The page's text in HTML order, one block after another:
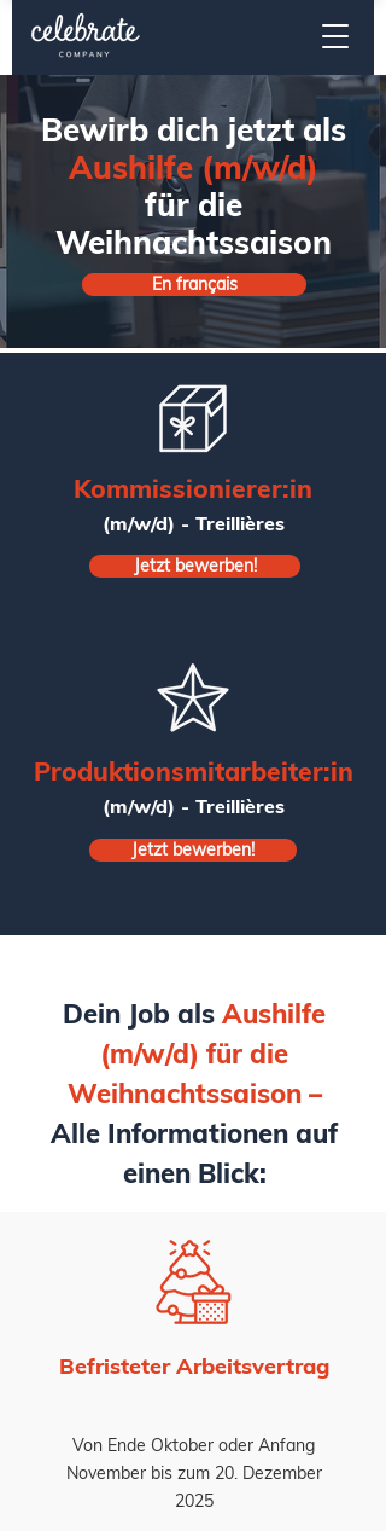
Bewirb dich jetzt als
Aushilfe (m/w/d)
f​ür die
Weihnachtssaison
En français
Kommissionierer:in
(m/w/d) - Treillières
Jetzt bewerben!
Produktionsmitarbeiter:in
(m/w/d) - Treillières
Jetzt bewerben!
Dein Job als Aushilfe
(m/w/d) für die
Weihnachtssaison –
Alle Informationen auf
einen Blick:
Befristeter Arbeitsvertrag
Von Ende Oktober oder Anfang
November bis zum 20. Dezember
2025